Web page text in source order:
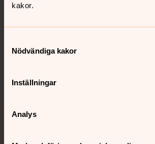
kakor.
Nödvändiga kakor
Inställningar
Analys
Hitta snabbt
Sociala kanaler